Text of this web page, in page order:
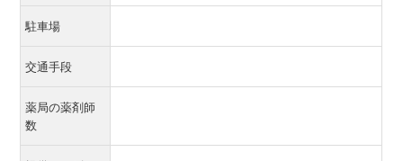
駐車場
交通手段
薬局の薬剤師
数